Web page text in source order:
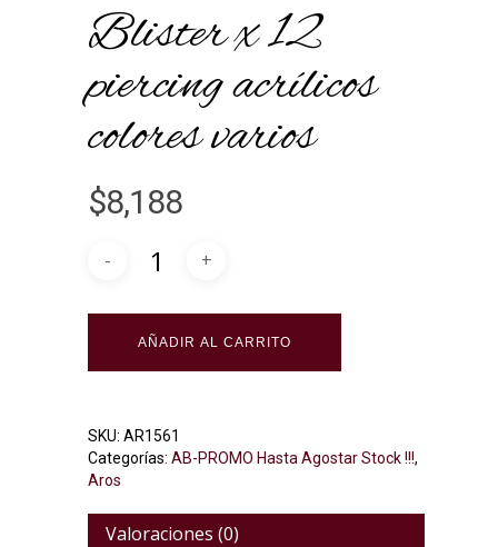
Blister x 12
piercing acrílicos
colores varios
$8,188
AÑADIR AL CARRITO
SKU: AR1561
Categorías: AB-PROMO Hasta Agostar Stock !!!,
Aros
Valoraciones (0)